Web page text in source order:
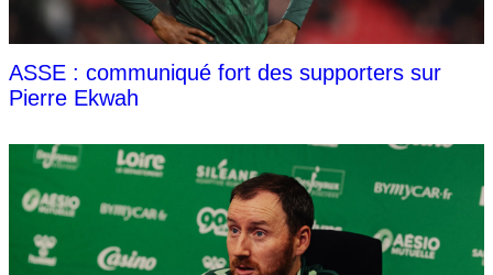
ASSE : communiqué fort des supporters sur
Pierre Ekwah